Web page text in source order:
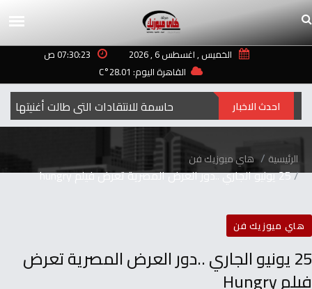
الخميس , اغسطس 6 , 2026
07:30:23 ص
القاهرة اليوم: 28.01°C
إليسا ترد بكلمات حاسمة للانتقادات التي طالت أغنيتها “ لعبة الأيام”
احدث الاخبار
الرئيسية هاي ميوزيك فن
25 يونيو الجاري ..دور العرض المصرية تعرض فيلم hungry
هاي ميوزيك فن
25 يونيو الجاري ..دور العرض المصرية تعرض
فيلم Hungry